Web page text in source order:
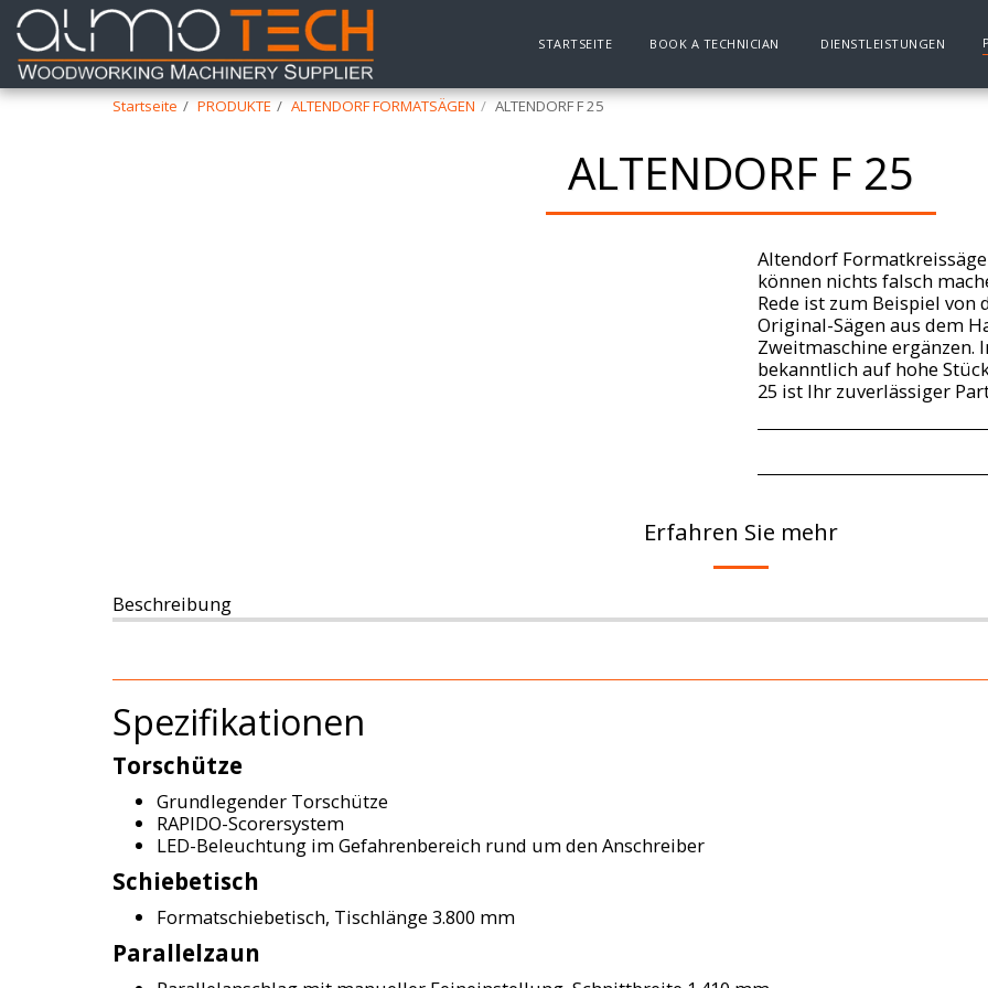
STARTSEITE BOOK A TECHNICIAN DIENSTLEISTUNGEN
Startseite PRODUKTE ALTENDORF FORMATSÄGEN ALTENDORF F 25
ALTENDORF F 25
Altendorf
können nichts falsch
Rede ist zum Beispiel
Original-Sägen aus dem
Zweitmaschine
bekanntlich auf hohe
25 ist Ihr zuverlässiger
Erfahren Sie mehr
Beschreibung
Spezifikationen
Torschütze
Grundlegender Torschütze
RAPIDO-Scorersystem
LED-Beleuchtung im Gefahrenbereich rund um den Anschreiber
Schiebetisch
Formatschiebetisch, Tischlänge 3.800 mm
Parallelzaun